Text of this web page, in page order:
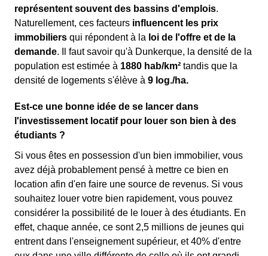
représentent souvent des bassins d'emplois.
Naturellement, ces facteurs influencent les prix
immobiliers qui répondent à la loi de l'offre et de la
demande. Il faut savoir qu'à Dunkerque, la densité de la
population est estimée à 1880 hab/km² tandis que la
densité de logements s'élève à 9 log./ha.
Est-ce une bonne idée de se lancer dans
l'investissement locatif pour louer son bien à des
étudiants ?
Si vous êtes en possession d'un bien immobilier, vous
avez déjà probablement pensé à mettre ce bien en
location afin d'en faire une source de revenus. Si vous
souhaitez louer votre bien rapidement, vous pouvez
considérer la possibilité de le louer à des étudiants. En
effet, chaque année, ce sont 2,5 millions de jeunes qui
entrent dans l'enseignement supérieur, et 40% d'entre